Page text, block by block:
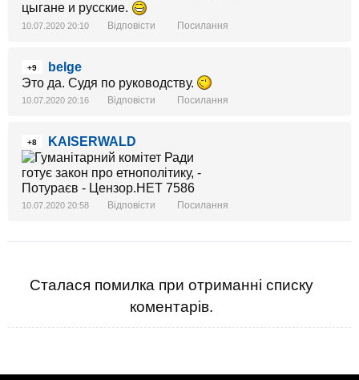
цыгане и русские.
10.07.2020 20:10 Відповісти Посилання
+9
belge
Это да. Судя по руководству.
10.07.2020 20:16 Відповісти Посилання
+8 KAISERWALD
10.07.2020 20:58 Відповісти Посилання
Сталася помилка при отриманні списку
коментарів.